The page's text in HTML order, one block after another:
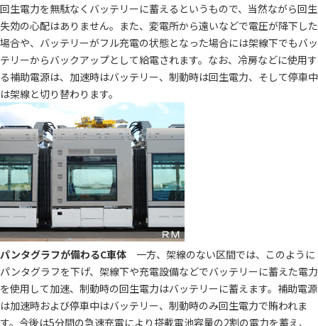
回生電力を無駄なくバッテリーに蓄えるというもので、当然ながら回生
失効の心配はありません。また、変電所から遠いなどで電圧が降下した
場合や、バッテリーがフル充電の状態となった場合には架線下でもバッ
テリーからバックアップとして給電されます。なお、冷房などに使用す
る補助電源は、加速時はバッテリー、制動時は回生電力、そして停車中
は架線と切り替わります。
パンタグラフが備わるC車体 一方、架線のない区間では、このように
パンタグラフを下げ、架線下や充電設備などでバッテリーに蓄えた電力
を使用して加速、制動時の回生電力はバッテリーに蓄えます。補助電源
は加速時および停車中はバッテリー、制動時のみ回生電力で賄われま
す。今後は5分間の急速充電により搭載電池容量の2割の電力を蓄え、